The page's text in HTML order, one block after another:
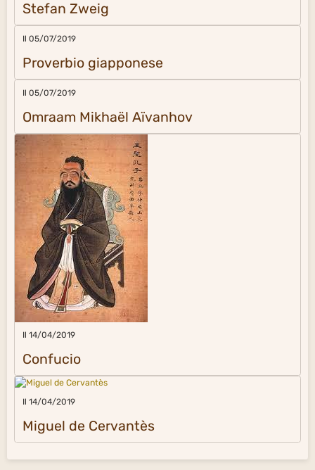
Stefan Zweig
Il 05/07/2019
Proverbio giapponese
Il 05/07/2019
Omraam Mikhaël Aïvanhov
Il 14/04/2019
Confucio
Il 14/04/2019
Miguel de Cervantès